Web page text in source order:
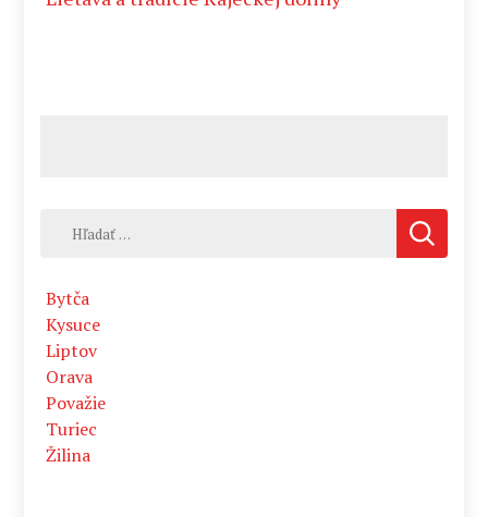
Hľadať:
Bytča
Kysuce
Liptov
Orava
Považie
Turiec
Žilina